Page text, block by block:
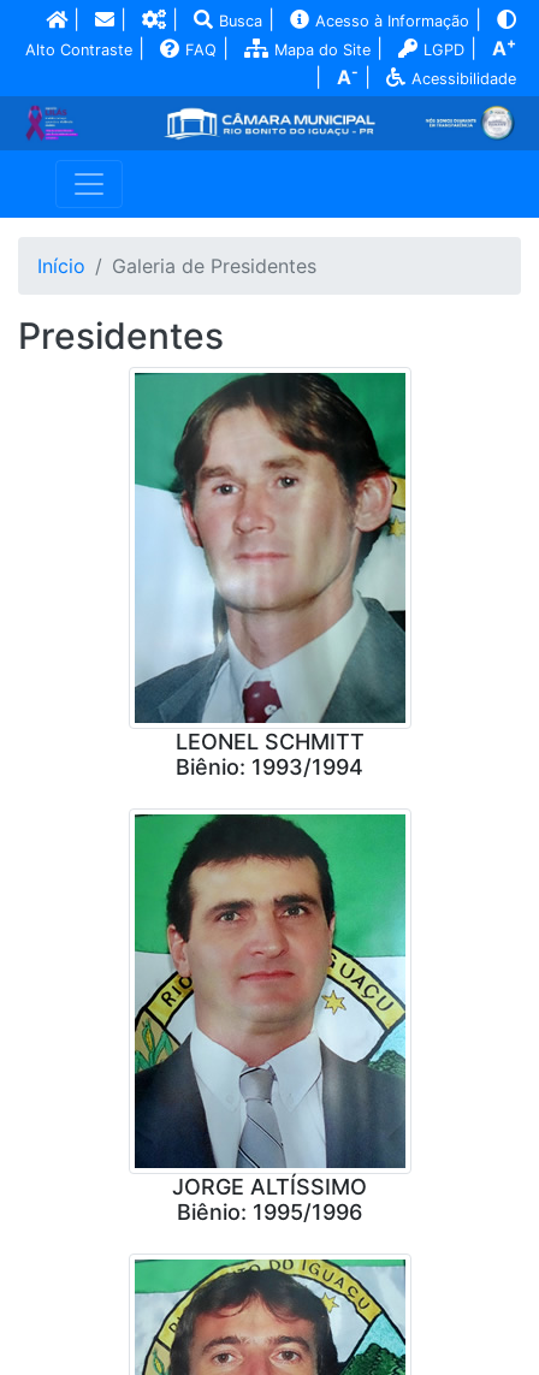
| Busca Acesso à Informação
Alto Contraste FAQ Mapa do Site LGPD A+
A- Acessibilidade
Início Galeria de Presidentes
Presidentes
LEONEL SCHMITT
Biênio: 1993/1994
JORGE ALTÍSSIMO
Biênio: 1995/1996